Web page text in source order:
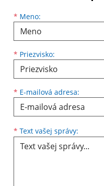
* Meno:
Meno
* Priezvisko:
Priezvisko
* E-mailová adresa:
E-mailová adresa
* Text vašej správy: